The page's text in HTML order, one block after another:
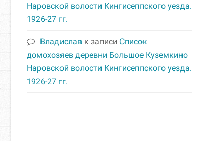
Наровской волости Кингисеппского уезда.
1926-27 гг.
Владислав к записи Список
домохозяев деревни Большое Куземкино
Наровской волости Кингисеппского уезда.
1926-27 гг.